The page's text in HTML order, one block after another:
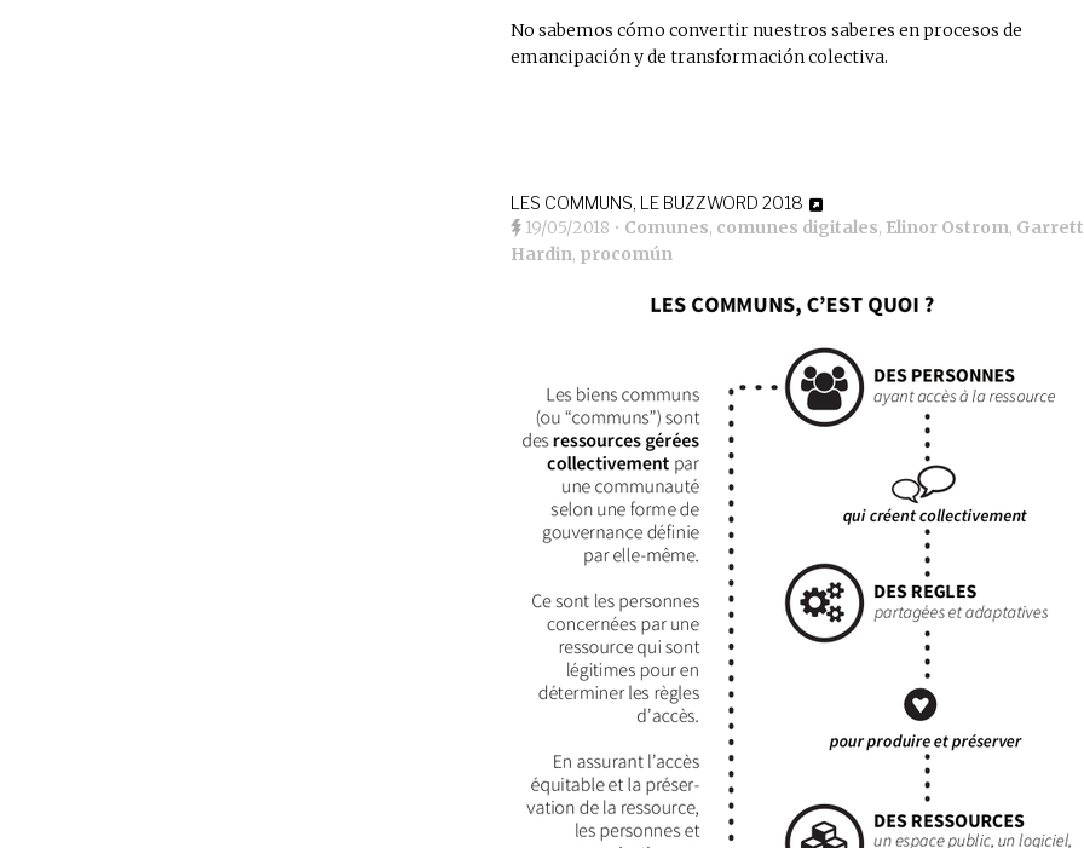
No sabemos cómo convertir nuestros saberes en procesos de
emancipación y de transformación colectiva.
LES COMMUNS, LE BUZZWORD 2018
19/05/2018 • Comunes, comunes digitales, Elinor Ostrom, Garrett
Hardin, procomún